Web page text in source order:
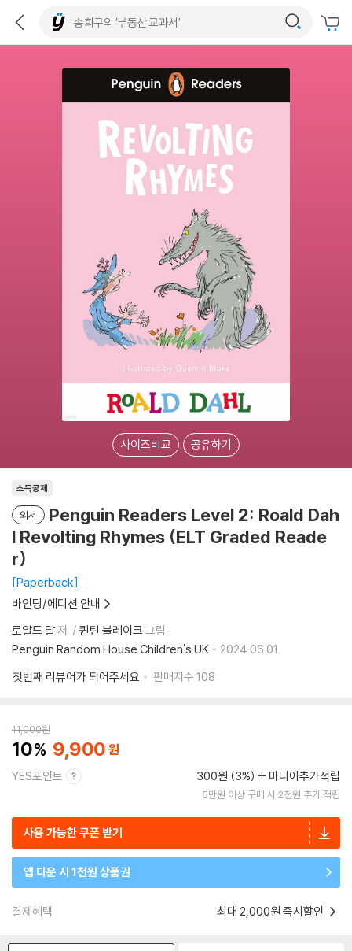
사이즈비교 공유하기
소득공제
외서
Penguin Readers Level 2: Roald Dah
l Revolting Rhymes (ELT Graded Reade
r)
Paperback
바인딩/에디션 안내
로알드 달저 퀸틴 블레이크 그림
Penguin Random House Children's UK
2024.06.01.
첫번째 리뷰어가 되어주세요
판매지수 108
11,000원
10 9,900
YES포인트 300원 (3%) 마니아추가적립
5만원 이상 구매 시 2천원 추가 적립
사용 가능한 쿠폰 받기
앱 다운 시 1천원 상품권
결제혜택 최대 2,000원 즉시할인